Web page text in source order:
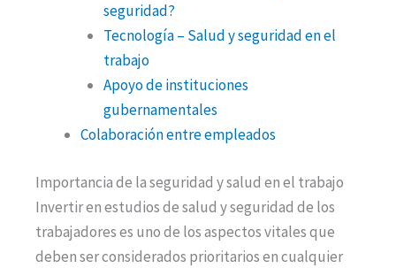
seguridad?
Tecnología – Salud y seguridad en el
trabajo
Apoyo de instituciones
gubernamentales
Colaboración entre empleados
Importancia de la seguridad y salud en el trabajo
Invertir en estudios de salud y seguridad de los
trabajadores es uno de los aspectos vitales que
deben ser considerados prioritarios en cualquier